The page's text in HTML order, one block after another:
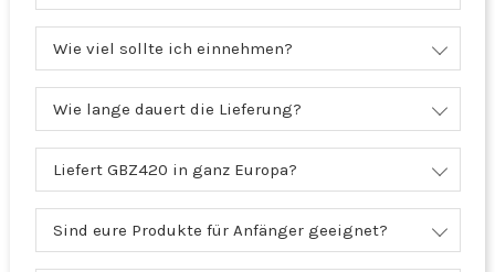
Wie viel sollte ich einnehmen?
Wie lange dauert die Lieferung?
Liefert GBZ420 in ganz Europa?
Sind eure Produkte für Anfänger geeignet?